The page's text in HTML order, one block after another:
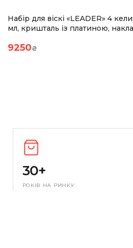
Набір для віскі «LEADER» 4
мл, кришталь із платиною,
9250₴
30+
РОКІВ НА РИНКУ